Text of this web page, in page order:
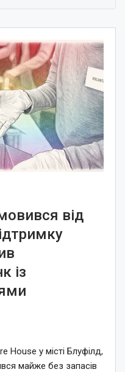
від
із
House у місті Блуфілд,
майже без запасів